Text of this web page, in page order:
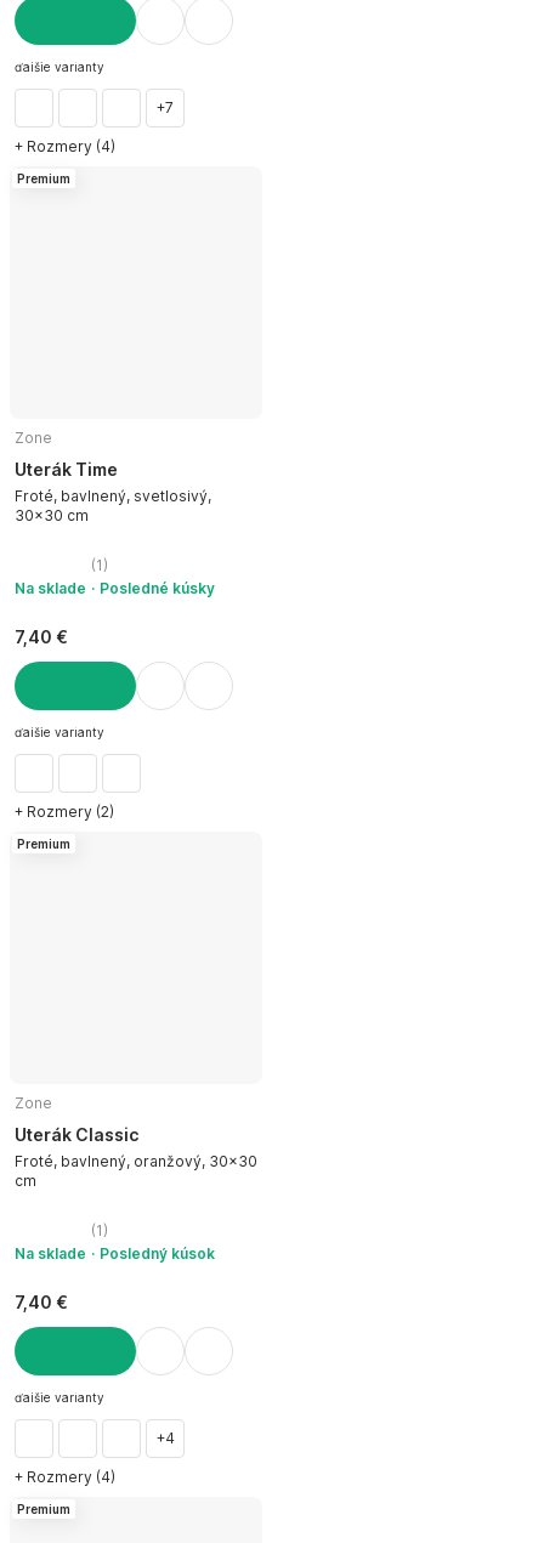
DO KOŠÍKA
ďalšie varianty
+7
+ Rozmery (4)
Premium
Zone
Uterák Time
Froté, bavlnený, svetlosivý,
30x30 cm
(1 )
Na sklade
Posledné kúsky
7,40 €
DO KOŠÍKA
ďalšie varianty
+ Rozmery (2)
Premium
Zone
Uterák Classic
Froté, bavlnený, oranžový, 30x30
cm
(1 )
Na sklade
Posledný kúsok
7,40 €
DO KOŠÍKA
ďalšie varianty
+4
+ Rozmery (4)
Premium